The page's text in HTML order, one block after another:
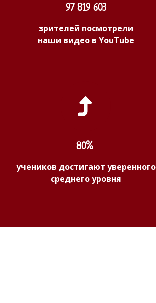
97 819 603
зрителей посмотрели
наши видео в YouTube
80%
учеников достигают уверенного
среднего уровня